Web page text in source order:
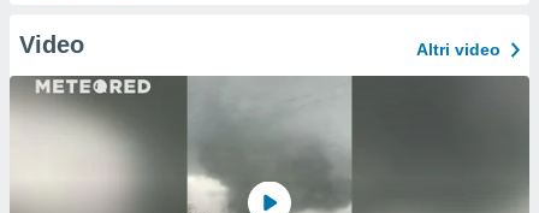
Video Altri video